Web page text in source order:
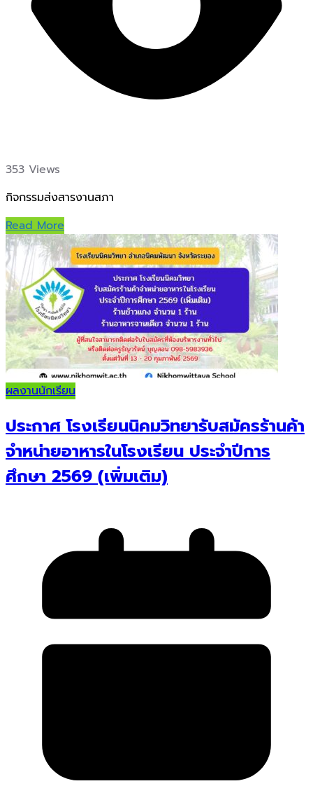
353 Views
กิจกรรมส่งสารงานสภา
Read More
ผลงานนักเรียน
ประกาศ โรงเรียนนิคมวิทยารับสมัครร้านค้า
จำหน่ายอาหารในโรงเรียน ประจำปีการ
ศึกษา 2569 (เพิ่มเติม)